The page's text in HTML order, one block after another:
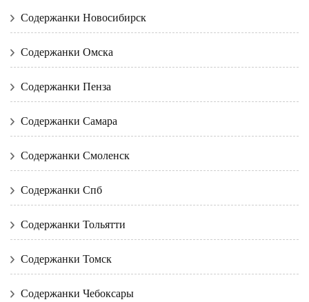
Содержанки Новосибирск
Содержанки Омска
Содержанки Пенза
Содержанки Самара
Содержанки Смоленск
Содержанки Спб
Содержанки Тольятти
Содержанки Томск
Содержанки Чебоксары